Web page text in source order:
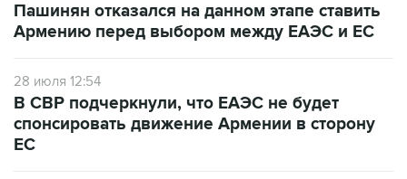
Пашинян отказался на данном этапе ставить
Армению перед выбором между ЕАЭС и ЕС
28 июля 12:54
В СВР подчеркнули, что ЕАЭС не будет
спонсировать движение Армении в сторону
ЕС